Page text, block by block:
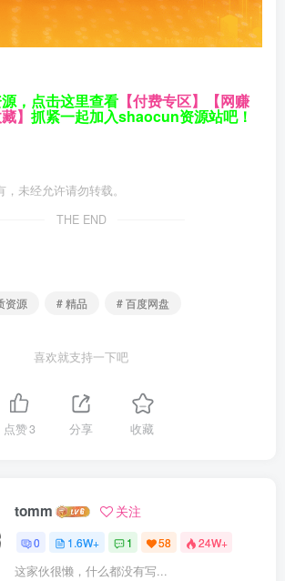
，点击这里查看 【付费专区】 【网赚
】 抓紧一起加入shaocun资源站吧！
未经允许请勿转载。
THE END
资源 # 精品 # 百度网盘
喜欢就支持一下吧
点赞3 分享 收藏
tomm 关注
0 1.6W+ 1 58 24W+
这家伙很懒，什么都没有写...